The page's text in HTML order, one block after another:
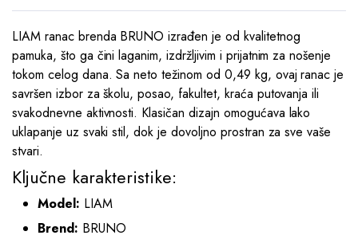
LIAM ranac brenda BRUNO izrađen je od kvalitetnog
pamuka, što ga čini laganim, izdržljivim i prijatnim za nošenje
tokom celog dana. Sa neto težinom od 0,49 kg, ovaj ranac je
savršen izbor za školu, posao, fakultet, kraća putovanja ili
svakodnevne aktivnosti. Klasičan dizajn omogućava lako
uklapanje uz svaki stil, dok je dovoljno prostran za sve vaše
stvari.
Ključne karakteristike:
Model: LIAM
Brend: BRUNO